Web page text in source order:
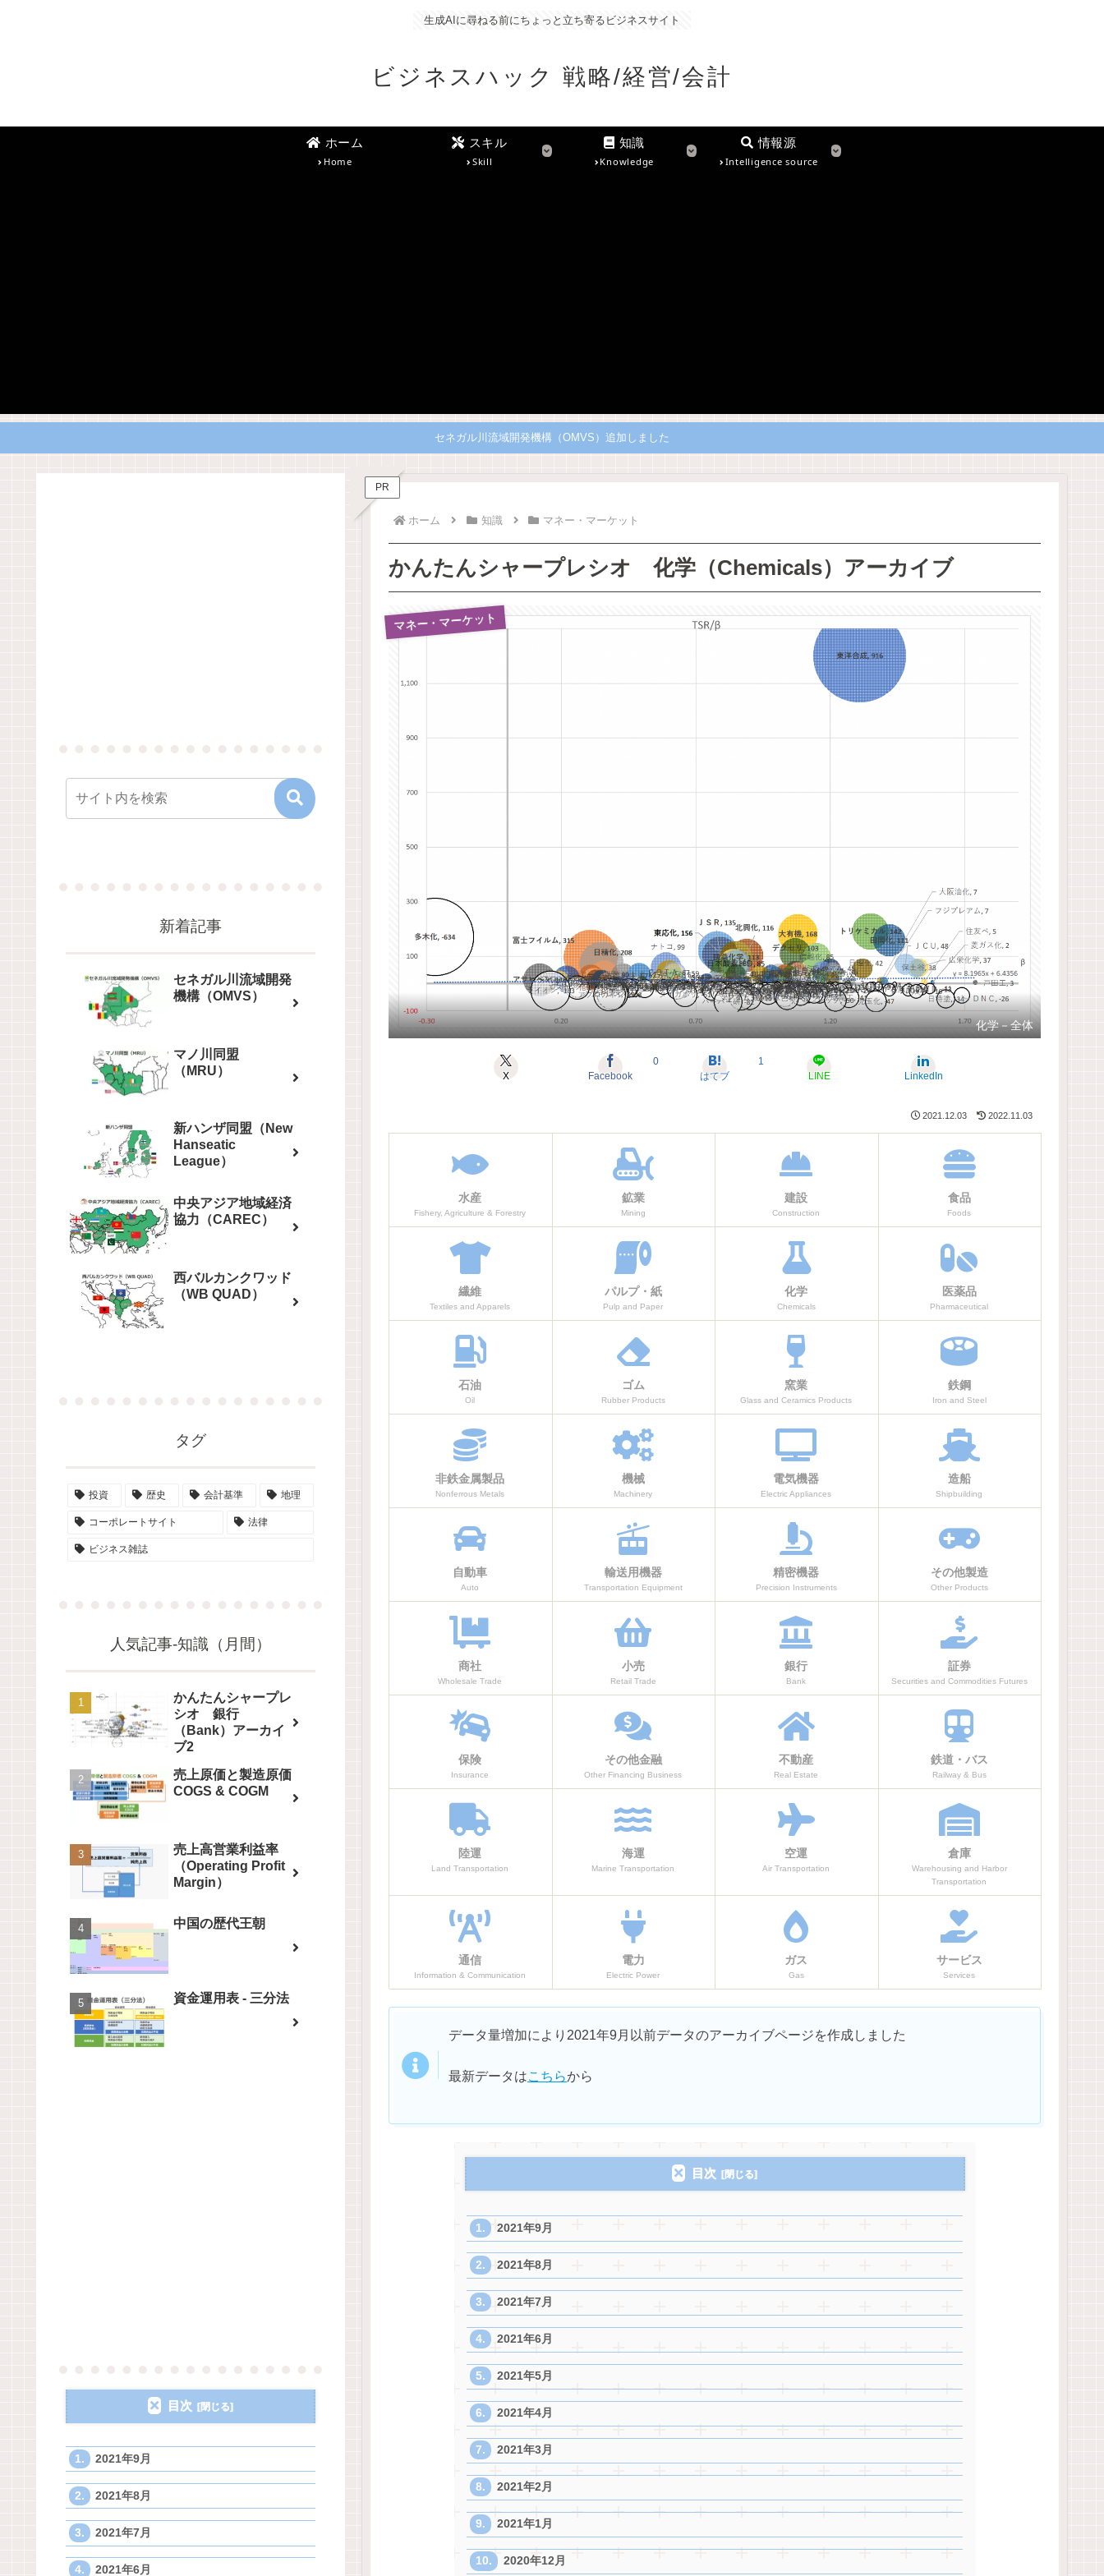
生成AIに尋ねる前にちょっと立ち寄るビジネスサイト
ビジネスハック 戦略/経営/会計
ホーム
Home
スキル
Skill
知識
Knowledge
情報源
Intelligence source
セネガル川流域開発機構（OMVS）追加しました
PR
ホーム 知識 マネー・マーケット
かんたんシャープレシオ 化学（Chemicals）アーカイブ
マネー・マーケット
化学－全体
X Facebook
0
はてブ
1
LINE
LinkedIn
2021.12.03 2022.11.03
水産
Fishery, Agriculture & Forestry
鉱業
Mining
建設
Construction
食品
Foods
繊維
Textiles and Apparels
パルプ・紙
Pulp and Paper
化学
Chemicals
医薬品
Pharmaceutical
石油
Oil
ゴム
Rubber Products
窯業
Glass and Ceramics Products
鉄鋼
Iron and Steel
非鉄金属製品
Nonferrous Metals
機械
Machinery
電気機器
Electric Appliances
造船
Shipbuilding
自動車
Auto
輸送用機器
Transportation Equipment
精密機器
Precision Instruments
その他製造
Other Products
商社
Wholesale Trade
小売
Retail Trade
銀行
Bank
証券
Securities and Commodities Futures
保険
Insurance
その他金融
Other Financing Business
不動産
Real Estate
鉄道・バス
Railway & Bus
陸運
Land Transportation
海運
Marine Transportation
空運
Air Transportation
倉庫
Warehousing and Harbor
Transportation
通信
Information & Communication
電力
Electric Power
ガス
Gas
サービス
Services
データ量増加により2021年9月以前データのアーカイブページを作成しました
最新データはこちらから
目次
2021年9月
2021年8月
2021年7月
2021年6月
2021年5月
2021年4月
2021年3月
2021年2月
2021年1月
2020年12月
新着記事
セネガル川流域開発
機構（OMVS）
マノ川同盟
（MRU）
新ハンザ同盟（New
Hanseatic
League）
中央アジア地域経済
協力（CAREC）
西バルカンクワッド
（WB QUAD）
タグ
投資 歴史 会計基準 地理
コーポレートサイト 法律
ビジネス雑誌
人気記事-知識（月間）
かんたんシャープレ
シオ 銀行
（Bank）アーカイ
ブ2
売上原価と製造原価
COGS & COGM
売上高営業利益率
（Operating Profit
Margin）
中国の歴代王朝
資金運用表 - 三分法
目次
2021年9月
2021年8月
2021年7月
2021年6月